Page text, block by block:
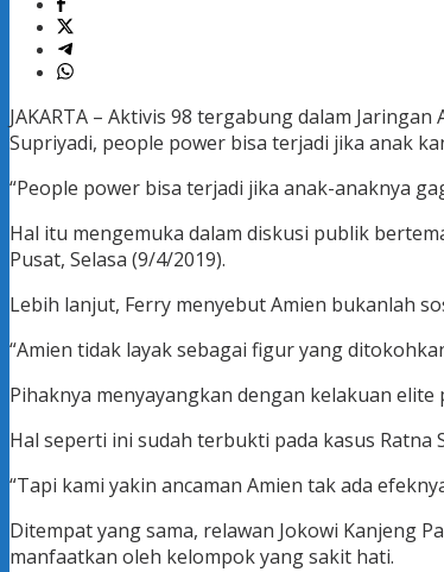
JAKARTA – Aktivis 98 tergabung dalam
Supriyadi, people power bisa terjadi jika anak
“People power bisa terjadi jika anak-anaknya
Hal itu mengemuka dalam diskusi publik
Pusat, Selasa (9/4/2019).
Lebih lanjut, Ferry menyebut Amien bukanlah
“Amien tidak layak sebagai figur yang
Pihaknya menyayangkan dengan kelakuan
Hal seperti ini sudah terbukti pada kasus Ratna
“Tapi kami yakin ancaman Amien tak ada
Ditempat yang sama, relawan Jokowi Kanjeng
manfaatkan oleh kelompok yang sakit hati.